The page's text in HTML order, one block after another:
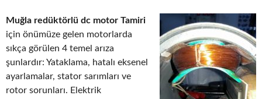
Muğla redüktörlü dc motor Tamiri
için önümüze gelen motorlarda
sıkça görülen 4 temel arıza
şunlardır: Yataklama, hatalı eksenel
ayarlamalar, stator sarımları ve
rotor sorunları. Elektrik